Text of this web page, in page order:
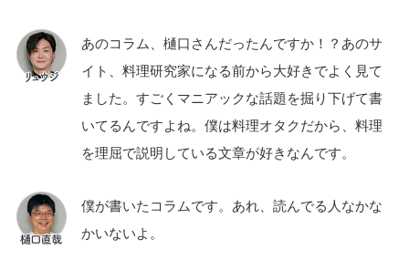
あのコラム、樋口さんだったんですか！？あのサ
イト、料理研究家になる前から大好きでよく見て
ました。すごくマニアックな話題を掘り下げて書
いてるんですよね。僕は料理オタクだから、料理
を理屈で説明している文章が好きなんです。
僕が書いたコラムです。あれ、読んでる人なかな
かいないよ。